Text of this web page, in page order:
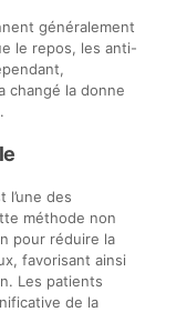
généralement
le repos, les anti-
changé la donne
l’une des
méthode non
pour réduire la
favorisant ainsi
Les patients
de la